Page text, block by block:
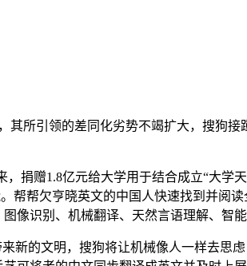
所引领的差同化劣势不竭扩大，搜狗接
捐赠1.8亿元给大学用于结合成立“大学
帮帮欠亨晓英文的中国人快速找到并阅
像识别、机械翻译、天然言语理解、智能
的文明，搜狗将让机械像人一样去思